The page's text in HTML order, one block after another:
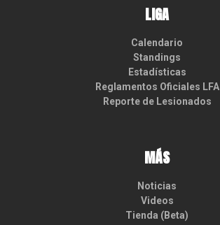
LIGA
Calendario
Standings
Estadísticas
Reglamentos Oficiales LFA
Reporte de Lesionados
MÁS
Noticias
Videos
Tienda (Beta)